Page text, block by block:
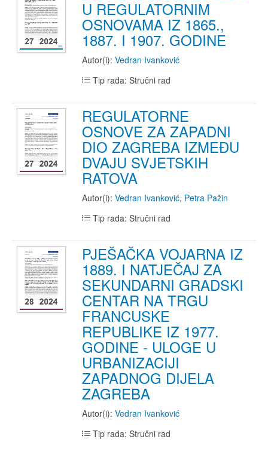
U REGULATORNIM
OSNOVAMA IZ 1865.,
1887. I 1907. GODINE
Autor(i): Vedran Ivanković
Tip rada: Stručni rad
REGULATORNE
OSNOVE ZA ZAPADNI
DIO ZAGREBA IZMEĐU
DVAJU SVJETSKIH
RATOVA
Autor(i): Vedran Ivanković, Petra Pažin
Tip rada: Stručni rad
PJEŠAČKA VOJARNA IZ
1889. I NATJEČAJ ZA
SEKUNDARNI GRADSKI
CENTAR NA TRGU
FRANCUSKE
REPUBLIKE IZ 1977.
GODINE - ULOGE U
URBANIZACIJI
ZAPADNOG DIJELA
ZAGREBA
Autor(i): Vedran Ivanković
Tip rada: Stručni rad